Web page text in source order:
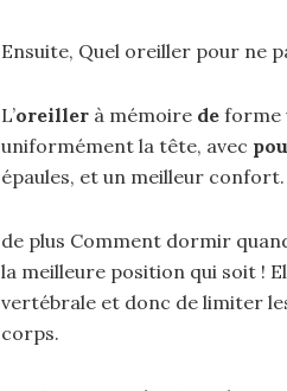
Ensuite, Quel oreiller pour ne
L’oreiller à mémoire de forme
uniformément la tête, avec
épaules, et un meilleur confort.
de plus Comment dormir
la meilleure position qui soit !
vertébrale et donc de limiter
corps.